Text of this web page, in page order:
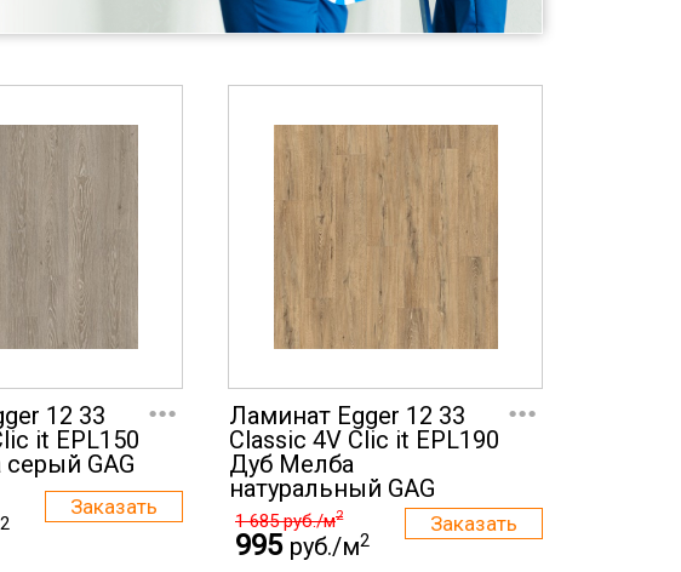
12 33
it EPL150
GAG
...
2
Ламинат Egger 12 33
Classic 4V Clic it EPL190
Дуб Мелба
натуральный GAG
...
1 685руб./м2
995 руб./м2